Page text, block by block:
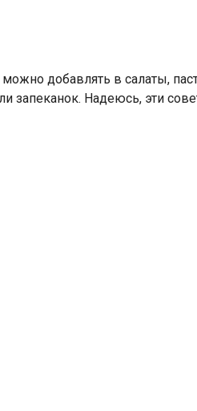
добавлять в салаты,
запеканок. Надеюсь, эти